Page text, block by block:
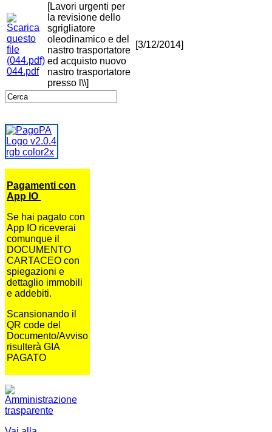
044.pdf
[Lavori urgenti per
la revisione dello
sgrigliatore
oleodinamico e del
nastro trasportatore
ed acquisto nuovo
nastro trasportatore
presso l\\]
[3/12/2014]
Pagamenti con
App IO
Se hai pagato con
App IO riceverai
comunque il
DOCUMENTO
CARTACEO con
spiegazioni e
dettaglio immobili
e addebiti.
Scansionando il
QR code del
Documento/Avviso
risulterà GIA
PAGATO